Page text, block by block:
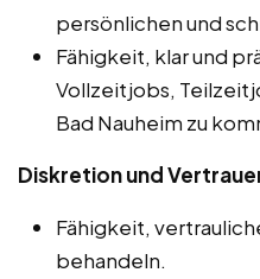
persönlichen und
Fähigkeit, klar und
Vollzeitjobs,
Bad Nauheim zu
Diskretion und
Fähigkeit,
behandeln.